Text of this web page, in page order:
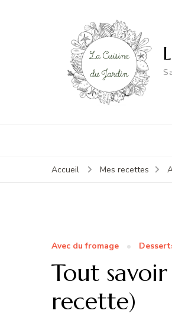
Accueil Mes recettes
Avec du fromage
Tout
recette)